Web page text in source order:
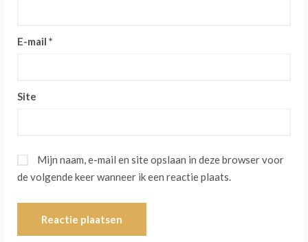
E-mail *
Site
Mijn naam, e-mail en site opslaan in deze browser voor
de volgende keer wanneer ik een reactie plaats.